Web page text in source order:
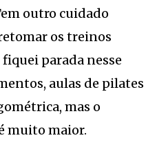
outro cuidado
os treinos
parada nesse
aulas de pilates
mas o
muito maior.